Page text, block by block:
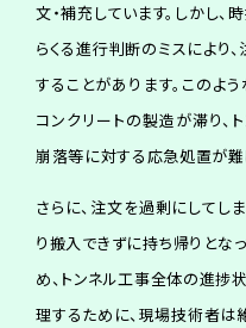
文・補充しています。しかし
らくる進行判断のミスにより
することがあります。このよ
コンクリートの製造が滞り、
崩落等に対する応急処置が難
さらに、注文を過剰にしてし
り搬入できずに持ち帰りとな
め、トンネル工事全体の進捗
理するために、現場技術者は